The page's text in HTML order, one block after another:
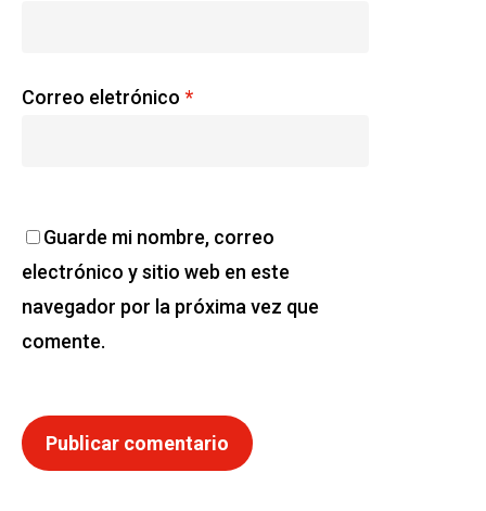
Correo eletrónico *
Guarde mi nombre, correo
electrónico y sitio web en este
navegador por la próxima vez que
comente.